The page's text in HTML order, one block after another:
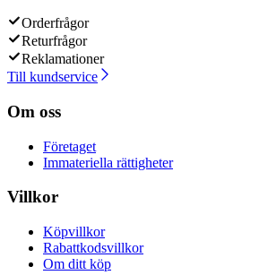
Orderfrågor
Returfrågor
Reklamationer
Till kundservice
Om oss
Företaget
Immateriella rättigheter
Villkor
Köpvillkor
Rabattkodsvillkor
Om ditt köp